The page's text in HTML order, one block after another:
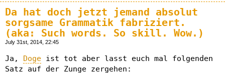
Da hat doch jetzt jemand absolut
sorgsame Grammatik fabriziert.
(aka: Such words. So skill. Wow.)
July 31st, 2014, 22:45
Ja, Doge ist tot aber lasst euch mal folgenden
Satz auf der Zunge zergehen: